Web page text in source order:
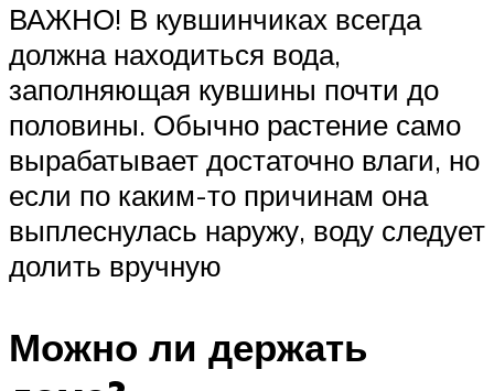
ВАЖНО! В кувшинчиках всегда
должна находиться вода,
заполняющая кувшины почти до
половины. Обычно растение само
вырабатывает достаточно влаги, но
если по каким-то причинам она
выплеснулась наружу, воду следует
долить вручную
Можно ли держать